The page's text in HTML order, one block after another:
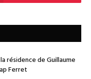
résidence de Guillaume
Ferret